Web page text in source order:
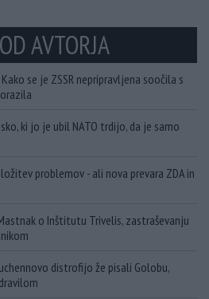
AVTORJA
se je ZSSR nepripravljena soočila s
ki jo je ubil NATO trdijo, da je samo
problemov - ali nova prevara ZDA in
o Inštitutu Trivelis, zastraševanju
distrofijo že pisali Golobu,